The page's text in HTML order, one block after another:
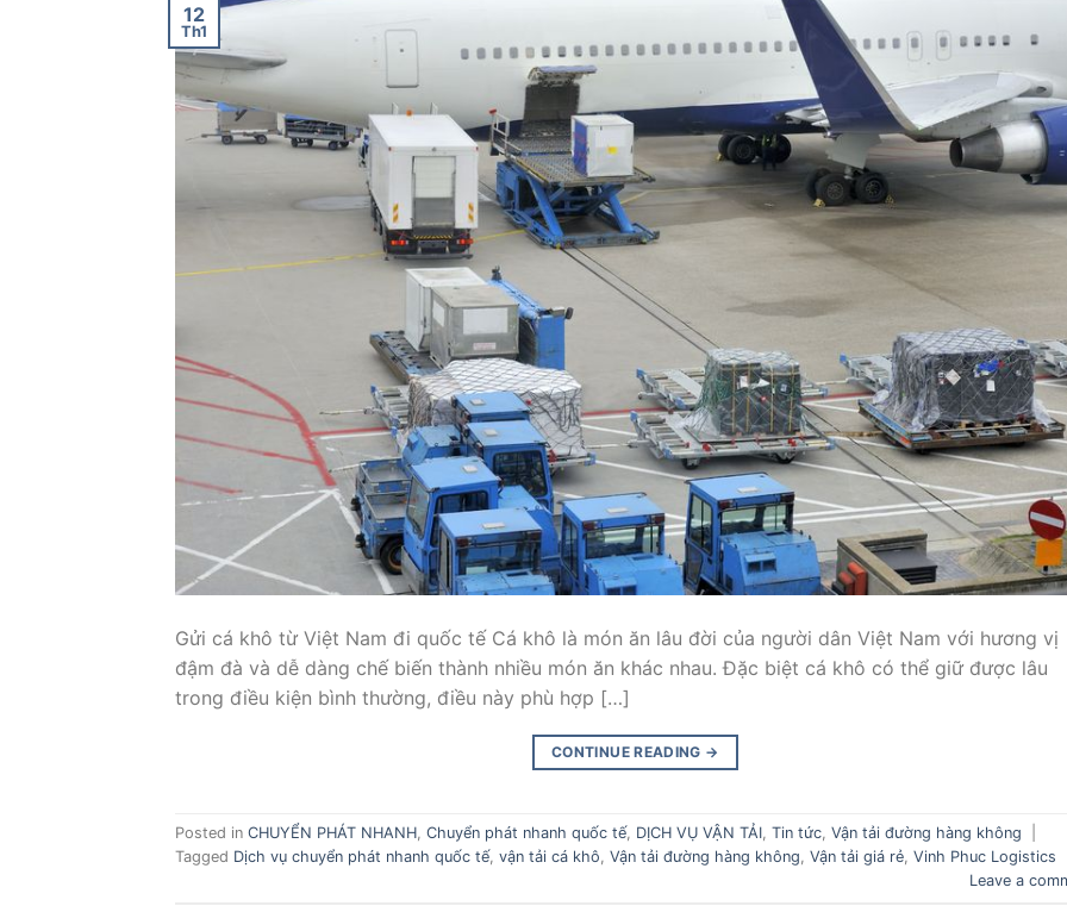
12
Th1
Gửi cá khô từ Việt Nam đi quốc tế Cá khô là món ăn lâu đời của người dân Việt Nam với hương vị
đậm đà và dễ dàng chế biến thành nhiều món ăn khác nhau. Đặc biệt cá khô có thể giữ được lâu
trong điều kiện bình thường, điều này phù hợp […]
CONTINUE READING →
Posted in CHUYỂN PHÁT NHANH, Chuyển phát nhanh quốc tế, DỊCH VỤ VẬN TẢI, Tin tức, Vận tải đường hàng không
Tagged Dịch vụ chuyển phát nhanh quốc tế, vận tải cá khô, Vận tải đường hàng không, Vận tải giá rẻ, Vinh Phuc Logistics
Leave a